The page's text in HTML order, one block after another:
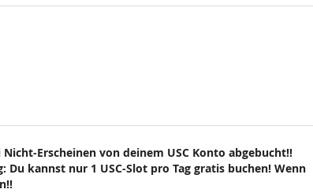
Erscheinen von deinem USC Konto abgebucht!!
kannst nur 1 USC-Slot pro Tag gratis buchen! Wenn